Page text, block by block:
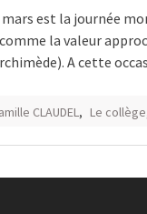
mars est la journée
la valeur
A cette
CLAUDEL, Le collège